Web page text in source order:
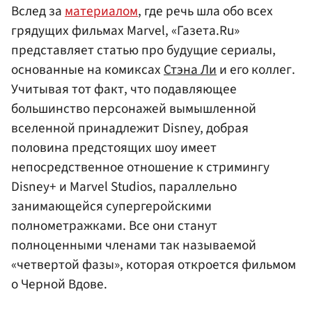
Вслед заматериалом, где речь шла обо всех
грядущих фильмах Marvel, «Газета.Ru»
представляет статью про будущие сериалы,
основанные на комиксахСтэна Лии его коллег.
Учитывая тот факт, что подавляющее
большинство персонажей вымышленной
вселенной принадлежит Disney, добрая
половина предстоящих шоу имеет
непосредственное отношение к стримингу
Disney+ и Marvel Studios, параллельно
занимающейся супергеройскими
полнометражками. Все они станут
полноценными членами так называемой
«четвертой фазы», которая откроется фильмом
о Черной Вдове.